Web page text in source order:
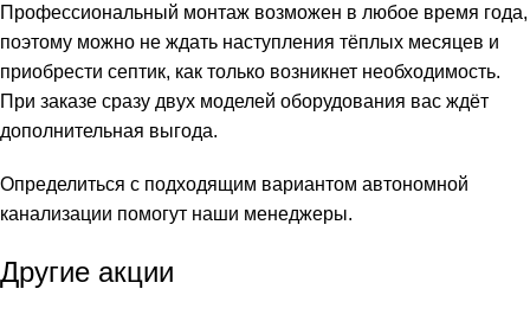
Профессиональный монтаж возможен в любое время года,
поэтому можно не ждать наступления тёплых месяцев и
приобрести септик, как только возникнет необходимость.
При заказе сразу двух моделей оборудования вас ждёт
дополнительная выгода.
Определиться с подходящим вариантом автономной
канализации помогут наши менеджеры.
Другие акции